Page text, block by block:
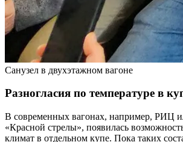
Санузел в двухэтажном вагоне
Разногласия по температуре в
В современных вагонах, например, РИЦ
«Красной стрелы», появилась
климат в отдельном купе. Пока таких